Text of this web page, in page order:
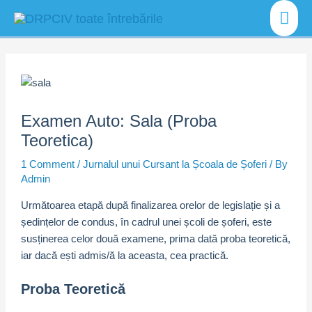
content
Examen Auto: Sala (Proba
Teoretica)
1 Comment / Jurnalul unui Cursant la Școala de Șoferi/ By
Admin
Următoarea etapă după finalizarea orelor de legislație și a
ședințelor de condus, în cadrul unei școli de șoferi, este
susținerea celor două examene, prima dată proba teoretică,
iar dacă ești admis/ă la aceasta, cea practică.
Proba Teoretică